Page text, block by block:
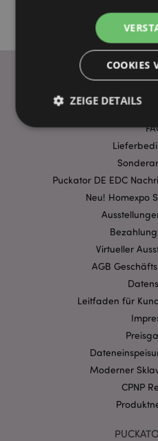
WICHTIGE
Puckator DE EDC
Neu! Homexpo
Virtueller
AGB
Leitfaden für
Moderner
CPNP
COOKIES
ZEIGE DETAILS
Unbedingt
Ausrichten
Streng-notwendige-
Kernfunktionen der
Benutzeranmeldung und
Ohne unbedingt
Website nicht richtig
CookieScriptConsent
mage-cache-storage-